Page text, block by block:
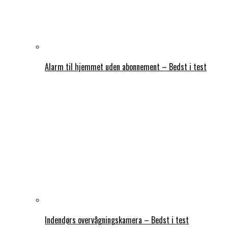
Alarm til hjemmet uden abonnement – Bedst i test
Indendørs overvågningskamera – Bedst i test